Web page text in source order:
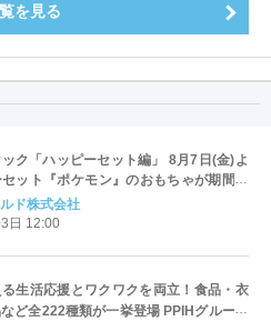
を見る
ク「ハッピーセット編」 8月7日(金)よ
ット『ポケモン』のおもちゃが期間限
ド株式会社
日 12:00
生活応援とワクワクを両立！食品・衣
ど全222種類が一挙登場 PPIHグループ